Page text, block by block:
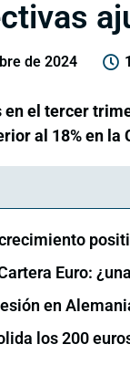
de 2024
el tercer
al 18% en
Euro:
en
los 200